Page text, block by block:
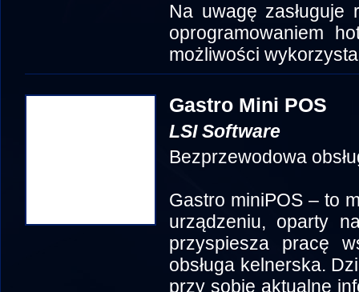
Na uwagę zasługuje
oprogramowaniem
możliwości
Gastro Mini POS
LSI Software
Bezprzewodowa
Gastro miniPOS – to
urządzeniu, oparty
przyspiesza pracę
obsługa kelnerska.
przy sobie aktualne